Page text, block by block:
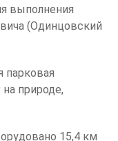
выполнения
(Одинцовский
парковая
природе,
15,4 км